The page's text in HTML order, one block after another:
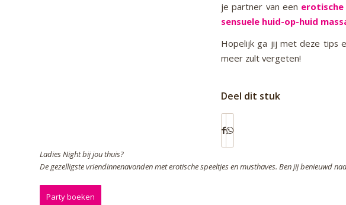
je partner van een erotische
sensuele huid-op-huid
Hopelijk ga jij met deze tips
meer zult vergeten!
Deel dit stuk
Ladies Night bij jou thuis?
De gezelligste vriendinnenavonden met erotische speeltjes en musthaves. Ben jij benieuwd
Party boeken